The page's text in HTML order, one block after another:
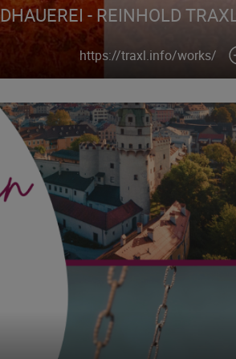
- REINHOLD
https://traxl.info/works/